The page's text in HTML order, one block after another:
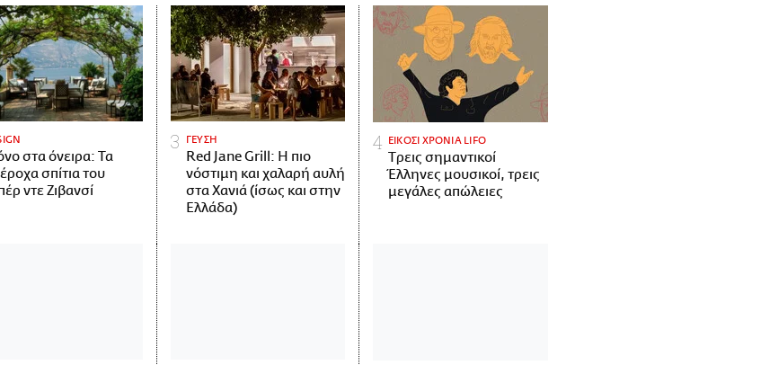
στα όνειρα: Τα
σπίτια του
ντε Ζιβανσί
ΓΕΥΣΗ
Red Jane Grill: Η πιο
νόστιμη και χαλαρή αυλή
στα Χανιά (ίσως και στην
Ελλάδα)
ΕΙΚΟΣΙ ΧΡΟΝΙΑ LIFO
Tρεις σημαντικοί
Έλληνες μουσικοί, τρεις
μεγάλες απώλειες